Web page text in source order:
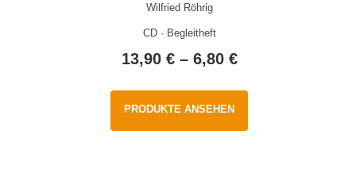
Wilfried Röhrig
CD · Begleitheft
13,90 €– 6,80 €
PRODUKTE ANSEHEN